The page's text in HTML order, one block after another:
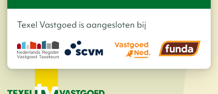
Texel Vastgoed is aangesloten bij